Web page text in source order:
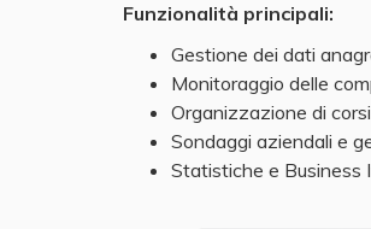
Funzionalità principali:
Gestione dei dati
Monitoraggio delle
Organizzazione di
Sondaggi aziendali e
Statistiche e Business